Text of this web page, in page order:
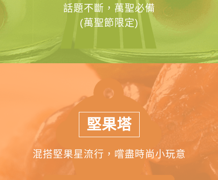
話題不斷，萬聖必備
(萬聖節限定)
堅果塔
混搭堅果星流行，嚐盡時尚小玩意